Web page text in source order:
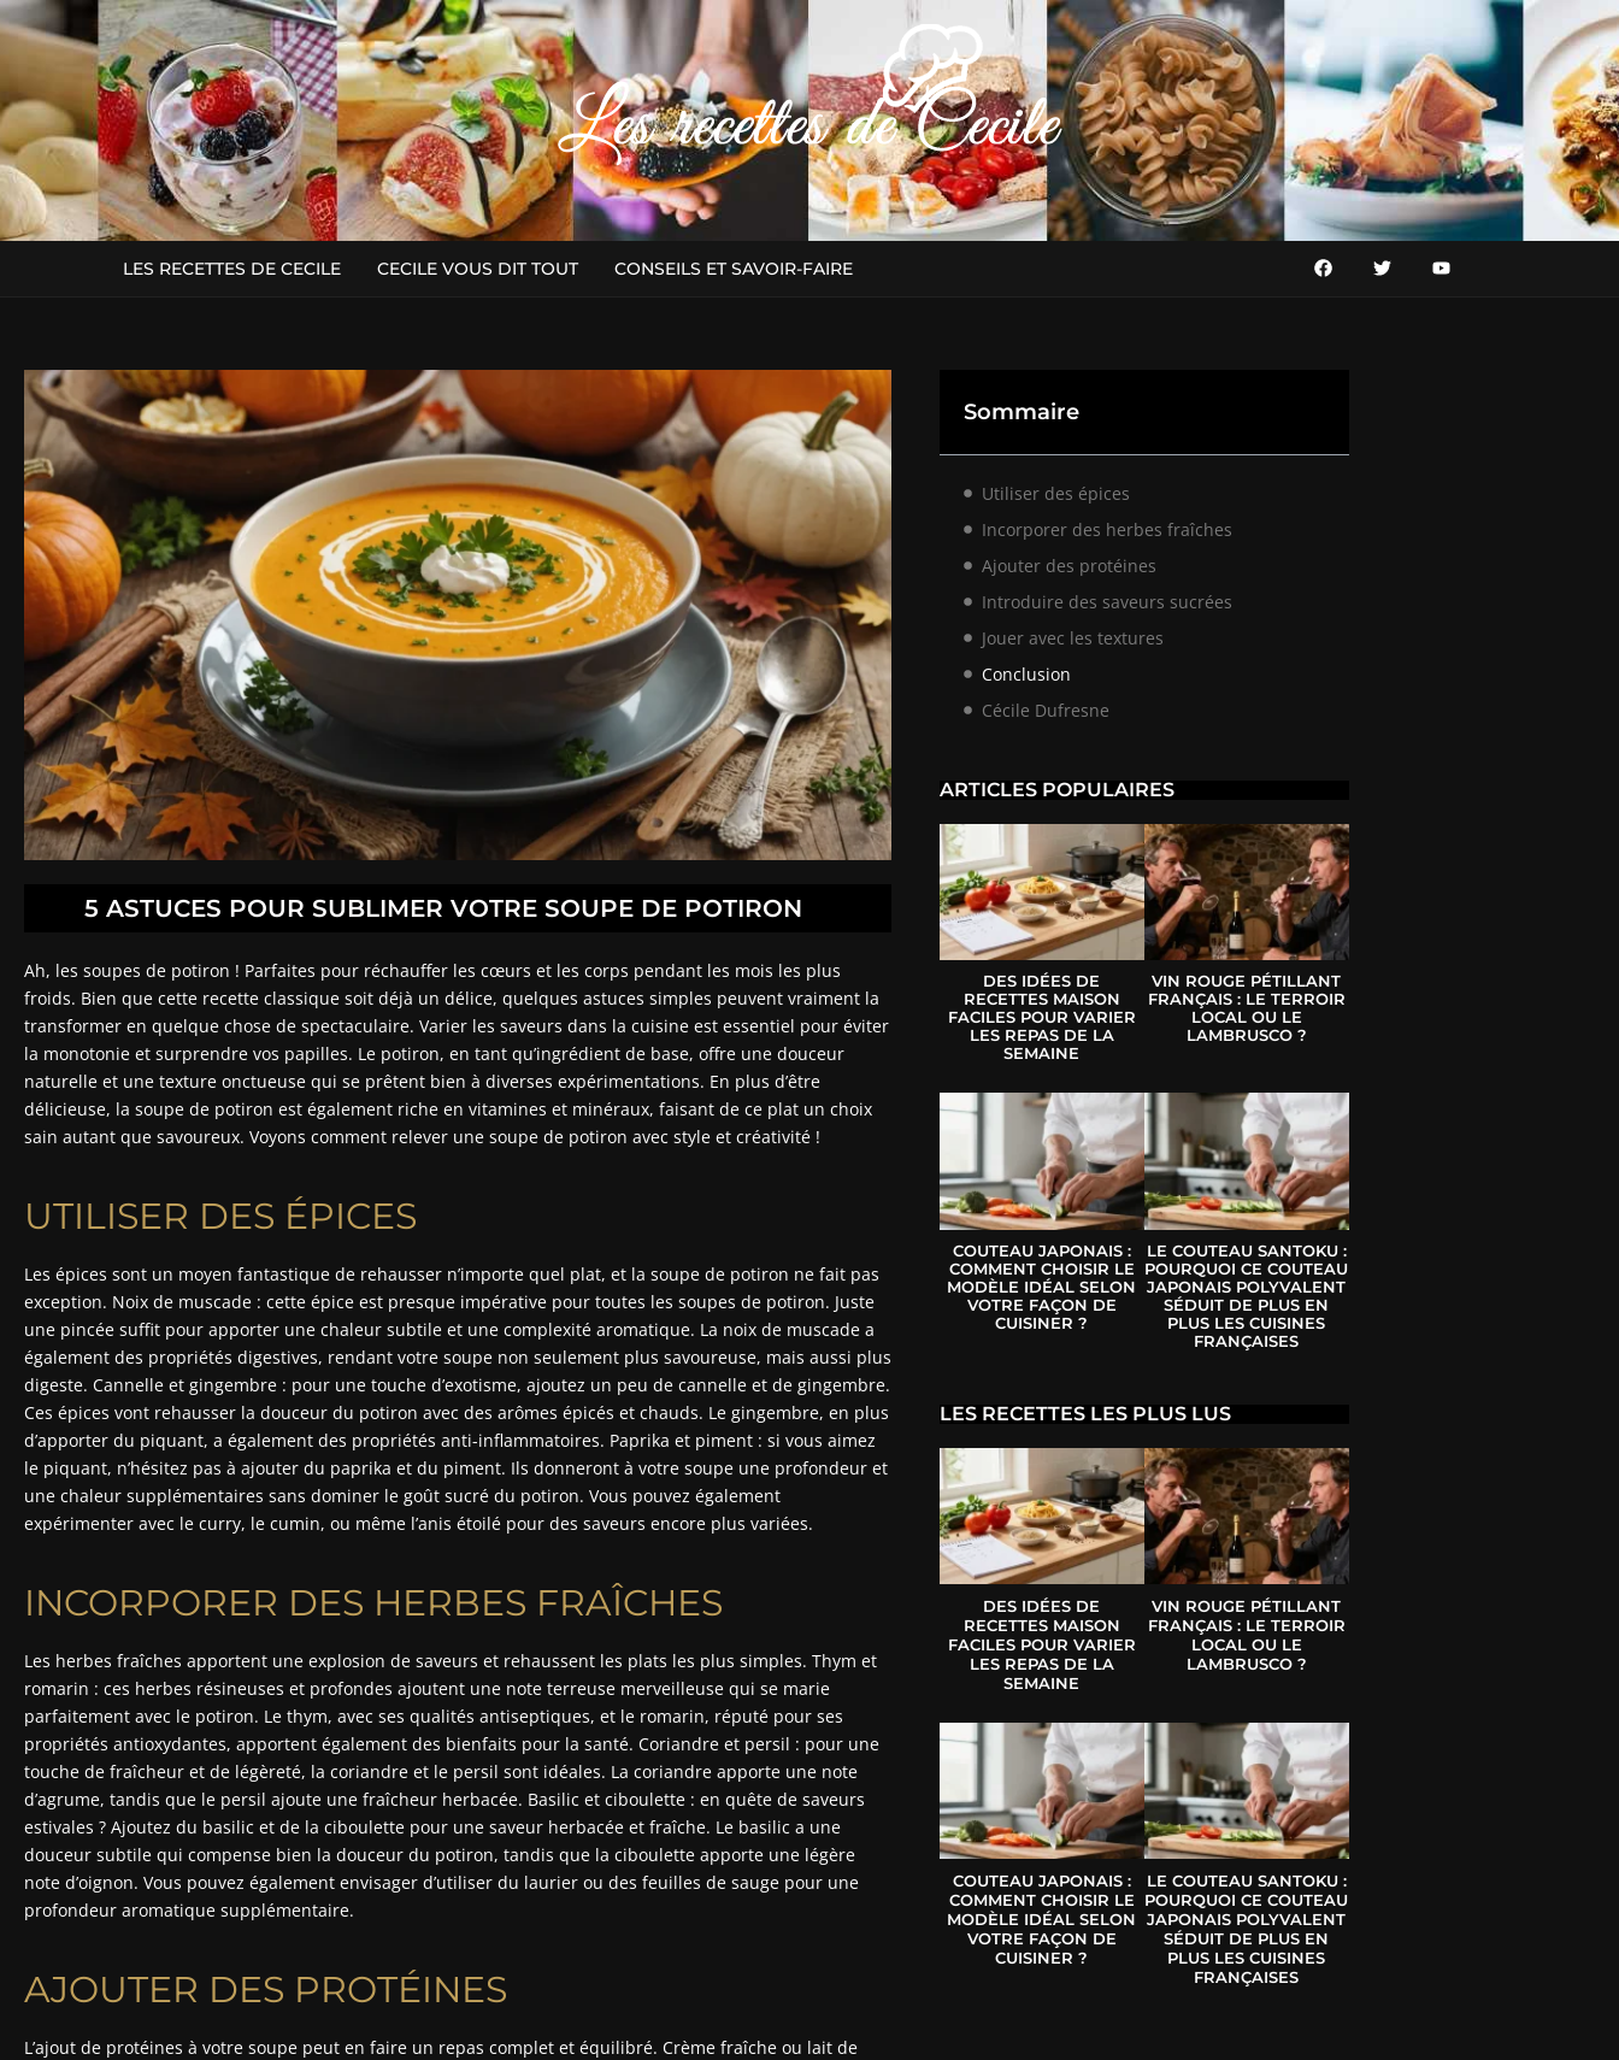
LES RECETTES DE CECILE CECILE VOUS DIT TOUT CONSEILS ET SAVOIR-FAIRE
5 ASTUCES POUR SUBLIMER VOTRE SOUPE DE POTIRON
Ah, les soupes de potiron ! Parfaites pour réchauffer les cœurs et les corps pendant les mois les plus
froids. Bien que cette recette classique soit déjà un délice, quelques astuces simples peuvent vraiment la
transformer en quelque chose de spectaculaire. Varier les saveurs dans la cuisine est essentiel pour éviter
la monotonie et surprendre vos papilles. Le potiron, en tant qu’ingrédient de base, offre une douceur
naturelle et une texture onctueuse qui se prêtent bien à diverses expérimentations. En plus d’être
délicieuse, la soupe de potiron est également riche en vitamines et minéraux, faisant de ce plat un choix
sain autant que savoureux. Voyons comment relever une soupe de potiron avec style et créativité !
UTILISER DES ÉPICES
Les épices sont un moyen fantastique de rehausser n’importe quel plat, et la soupe de potiron ne fait pas
exception. Noix de muscade : cette épice est presque impérative pour toutes les soupes de potiron. Juste
une pincée suffit pour apporter une chaleur subtile et une complexité aromatique. La noix de muscade a
également des propriétés digestives, rendant votre soupe non seulement plus savoureuse, mais aussi plus
digeste. Cannelle et gingembre : pour une touche d’exotisme, ajoutez un peu de cannelle et de gingembre.
Ces épices vont rehausser la douceur du potiron avec des arômes épicés et chauds. Le gingembre, en plus
d’apporter du piquant, a également des propriétés anti-inflammatoires. Paprika et piment : si vous aimez
le piquant, n’hésitez pas à ajouter du paprika et du piment. Ils donneront à votre soupe une profondeur et
une chaleur supplémentaires sans dominer le goût sucré du potiron. Vous pouvez également
expérimenter avec le curry, le cumin, ou même l’anis étoilé pour des saveurs encore plus variées.
INCORPORER DES HERBES FRAÎCHES
Les herbes fraîches apportent une explosion de saveurs et rehaussent les plats les plus simples. Thym et
romarin : ces herbes résineuses et profondes ajoutent une note terreuse merveilleuse qui se marie
parfaitement avec le potiron. Le thym, avec ses qualités antiseptiques, et le romarin, réputé pour ses
propriétés antioxydantes, apportent également des bienfaits pour la santé. Coriandre et persil : pour une
touche de fraîcheur et de légèreté, la coriandre et le persil sont idéales. La coriandre apporte une note
d’agrume, tandis que le persil ajoute une fraîcheur herbacée. Basilic et ciboulette : en quête de saveurs
estivales ? Ajoutez du basilic et de la ciboulette pour une saveur herbacée et fraîche. Le basilic a une
douceur subtile qui compense bien la douceur du potiron, tandis que la ciboulette apporte une légère
note d’oignon. Vous pouvez également envisager d’utiliser du laurier ou des feuilles de sauge pour une
profondeur aromatique supplémentaire.
AJOUTER DES PROTÉINES
L’ajout de protéines à votre soupe peut en faire un repas complet et équilibré. Crème fraîche ou lait de
Sommaire
Utiliser des épices
Incorporer des herbes fraîches
Ajouter des protéines
Introduire des saveurs sucrées
Jouer avec les textures
Conclusion
Cécile Dufresne
ARTICLES POPULAIRES
DES IDÉES DE
RECETTES MAISON
FACILES POUR VARIER
LES REPAS DE LA
SEMAINE
VIN ROUGE PÉTILLANT
FRANÇAIS : LE TERROIR
LOCAL OU LE
LAMBRUSCO ?
COUTEAU JAPONAIS :
COMMENT CHOISIR LE
MODÈLE IDÉAL SELON
VOTRE FAÇON DE
CUISINER ?
LE COUTEAU SANTOKU :
POURQUOI CE COUTEAU
JAPONAIS POLYVALENT
SÉDUIT DE PLUS EN
PLUS LES CUISINES
FRANÇAISES
LES RECETTES LES PLUS LUS
DES IDÉES DE
RECETTES MAISON
FACILES POUR VARIER
LES REPAS DE LA
SEMAINE
VIN ROUGE PÉTILLANT
FRANÇAIS : LE TERROIR
LOCAL OU LE
LAMBRUSCO ?
COUTEAU JAPONAIS :
COMMENT CHOISIR LE
MODÈLE IDÉAL SELON
VOTRE FAÇON DE
CUISINER ?
LE COUTEAU SANTOKU :
POURQUOI CE COUTEAU
JAPONAIS POLYVALENT
SÉDUIT DE PLUS EN
PLUS LES CUISINES
FRANÇAISES